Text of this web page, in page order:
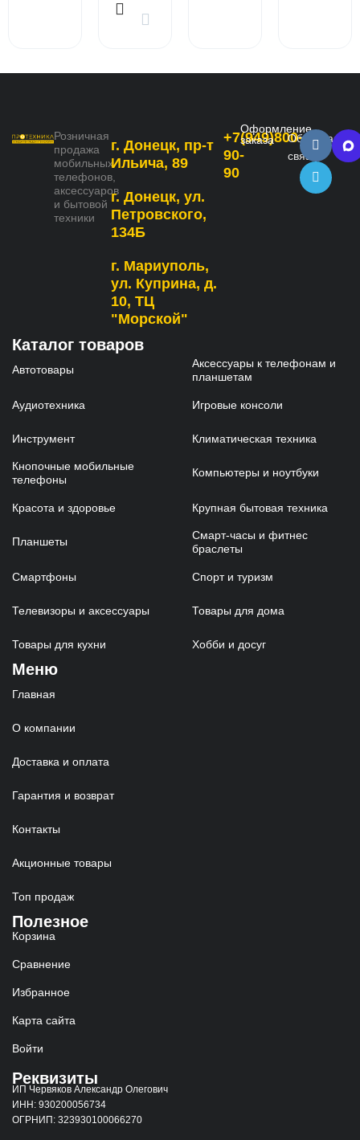
Розничная
продажа
мобильных
телефонов,
аксессуаров
и бытовой
техники
г. Донецк, пр-т
Ильича, 89
г. Донецк, ул.
Петровского,
134Б
г. Мариуполь,
ул. Куприна, д.
10, ТЦ
"Морской"
+7(949)800-
90-
90
Оформление
заказа
Обратная
связь
Каталог товаров
Автотовары
Аксессуары к телефонам и
планшетам
Аудиотехника Игровые консоли
Инструмент Климатическая техника
Кнопочные мобильные
телефоны
Компьютеры и ноутбуки
Красота и здоровье Крупная бытовая техника
Планшеты
Смарт-часы и фитнес
браслеты
Смартфоны Спорт и туризм
Телевизоры и аксессуары Товары для дома
Товары для кухни Хобби и досуг
Меню
Главная
О компании
Доставка и оплата
Гарантия и возврат
Контакты
Акционные товары
Топ продаж
Полезное
Корзина
Сравнение
Избранное
Карта сайта
Войти
Реквизиты
ИП Червяков Александр Олегович
ИНН: 930200056734
ОГРНИП: 323930100066270